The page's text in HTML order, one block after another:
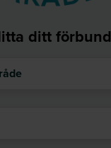
ditt förbund